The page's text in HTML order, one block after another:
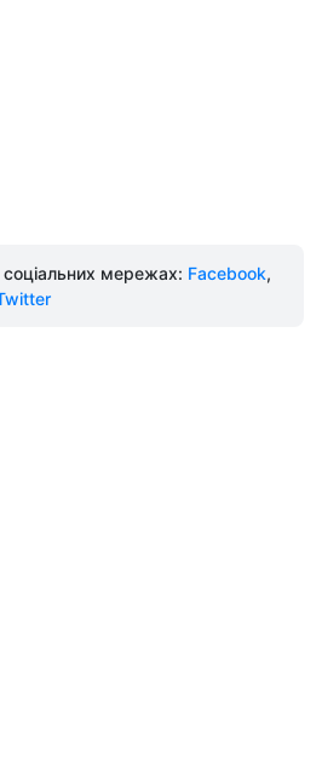
соціальних мережах: Facebook,